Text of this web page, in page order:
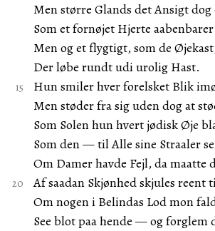
Men større Glands det Ansigt
Som et fornøjet Hjerte
Men og et flygtigt, som de
Der løbe rundt udi urolig Hast.
Hun smiler hver forelsket Blik
Men støder fra sig uden dog at
Som Solen hun hvert jødisk Øje
Som den — til Alle sine Straaler
Om Damer havde Fejl, da maatte
Af saadan Skjønhed skjules reent
Om nogen i Belindas Lod mon
See blot paa hende — og forglem